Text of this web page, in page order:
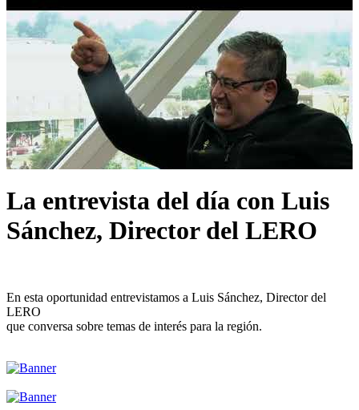
La entrevista del día con Luis
Sánchez, Director del LERO
En esta oportunidad entrevistamos a Luis Sánchez, Director del
LERO
que conversa sobre temas de interés para la región.